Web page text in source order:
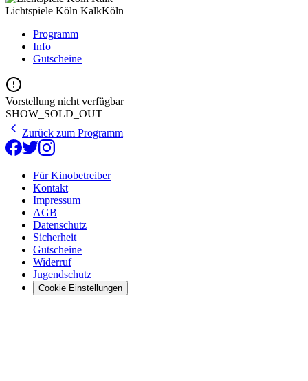
Lichtspiele Köln KalkKöln
Programm
Info
Gutscheine
Vorstellung nicht verfügbar
SHOW_SOLD_OUT
Zurück zum Programm
Für Kinobetreiber
Kontakt
Impressum
AGB
Datenschutz
Sicherheit
Gutscheine
Widerruf
Jugendschutz
Cookie Einstellungen